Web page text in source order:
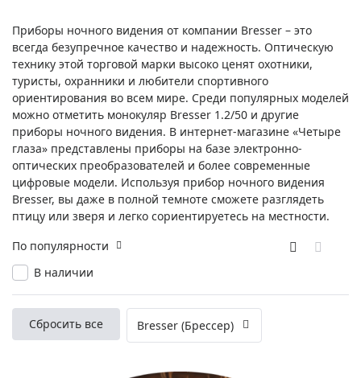
Приборы ночного видения от компании Bresser – это
всегда безупречное качество и надежность. Оптическую
технику этой торговой марки высоко ценят охотники,
туристы, охранники и любители спортивного
ориентирования во всем мире. Среди популярных моделей
можно отметить монокуляр Bresser 1.2/50 и другие
приборы ночного видения. В интернет-магазине «Четыре
глаза» представлены приборы на базе электронно-
оптических преобразователей и более современные
цифровые модели. Используя прибор ночного видения
Bresser, вы даже в полной темноте сможете разглядеть
птицу или зверя и легко сориентируетесь на местности.
В наличии
По популярности
Сбросить все Bresser (Брессер)